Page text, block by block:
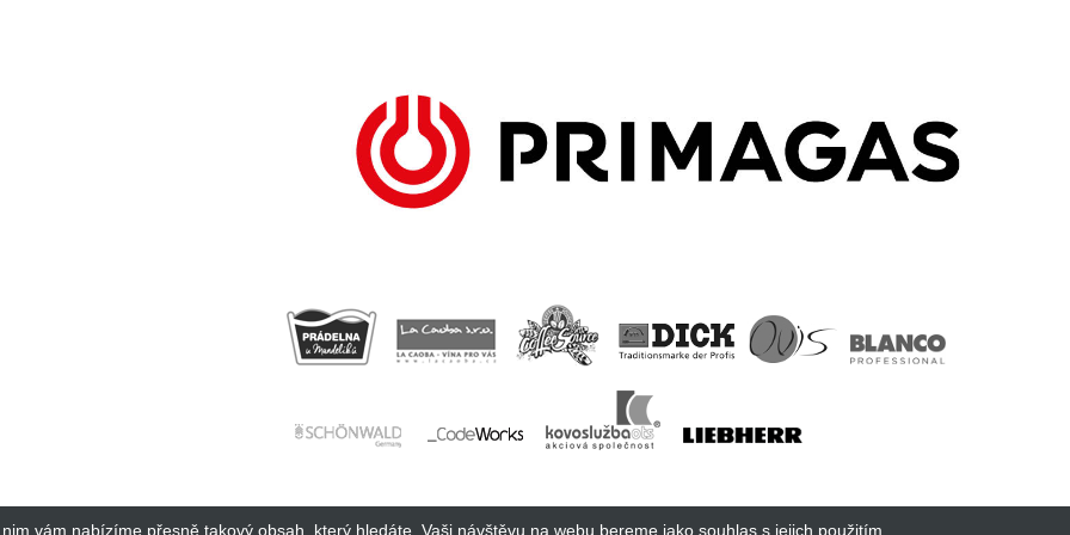
vám nabízíme přesně takový obsah, který hledáte. Vaši návštěvu na webu bereme jako souhlas s jejich použitím.